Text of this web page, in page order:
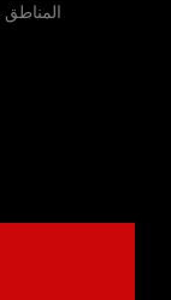
المناطق